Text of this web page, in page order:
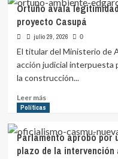
cobro
de
timbres
consultas
médicas
firmó
decreto
para
que
sin
efecto
de
timbre
Caja
de
Ortuño avala
proyecto Casupá
julio 29, 2026 0
El titular del Ministerio de
acción judicial
la construcción...
Leer másLeer
más
Ortuño
avala
legitimidad
Políticas
Parlamento aprobó por
plazo de la